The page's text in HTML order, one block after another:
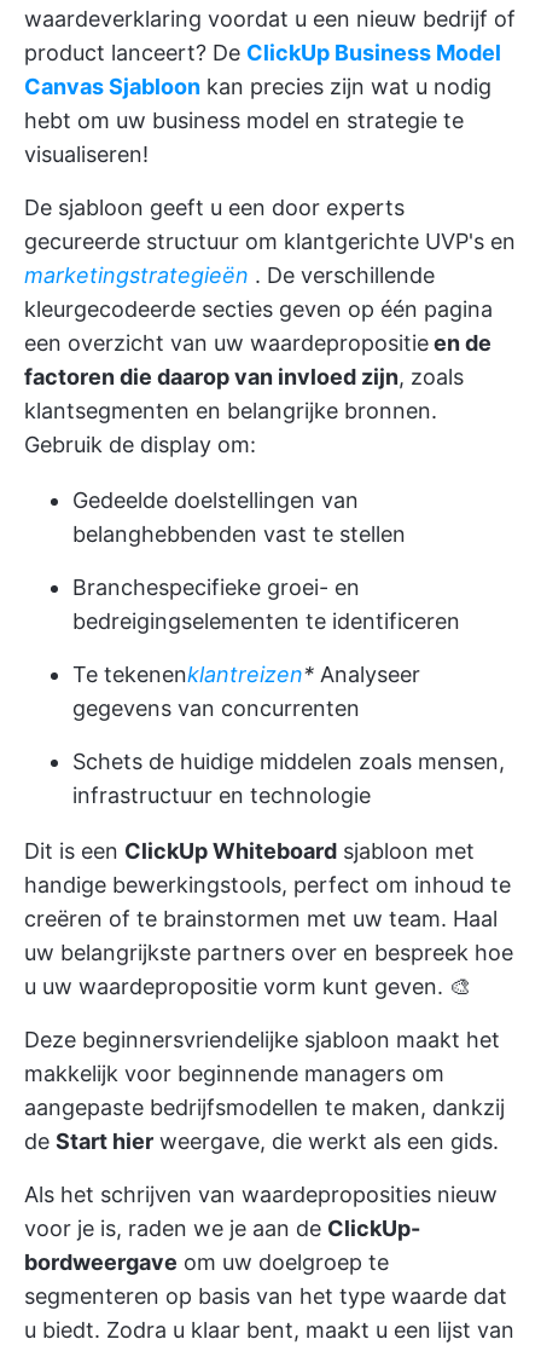
waardeverklaring voordat u een nieuw bedrijf of
product lanceert? De ClickUp Business Model
Canvas Sjabloon kan precies zijn wat u nodig
hebt om uw business model en strategie te
visualiseren!
De sjabloon geeft u een door experts
gecureerde structuur om klantgerichte UVP's en
marketingstrategieën . De verschillende
kleurgecodeerde secties geven op één pagina
een overzicht van uw waardepropositieen de
factoren die daarop van invloed zijn, zoals
klantsegmenten en belangrijke bronnen.
Gebruik de display om:
Gedeelde doelstellingen van
belanghebbenden vast te stellen
Branchespecifieke groei- en
bedreigingselementen te identificeren
Te tekenenklantreizen* Analyseer
gegevens van concurrenten
Schets de huidige middelen zoals mensen,
infrastructuur en technologie
Dit is een ClickUp Whiteboard sjabloon met
handige bewerkingstools, perfect om inhoud te
creëren of te brainstormen met uw team. Haal
uw belangrijkste partners over en bespreek hoe
u uw waardepropositie vorm kunt geven. 🎨
Deze beginnersvriendelijke sjabloon maakt het
makkelijk voor beginnende managers om
aangepaste bedrijfsmodellen te maken, dankzij
de Start hier weergave, die werkt als een gids.
Als het schrijven van waardeproposities nieuw
voor je is, raden we je aan de ClickUp-
bordweergave om uw doelgroep te
segmenteren op basis van het type waarde dat
u biedt. Zodra u klaar bent, maakt u een lijst van